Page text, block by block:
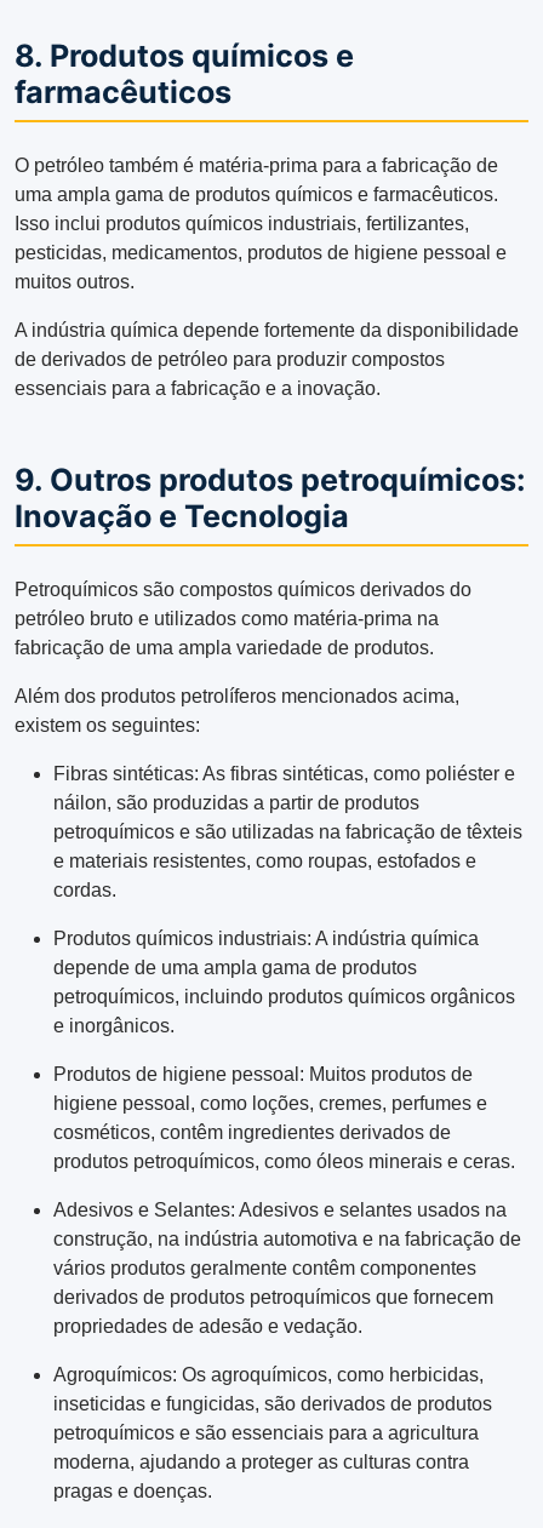
8. Produtos químicos e
farmacêuticos
O petróleo também é matéria-prima para a fabricação de
uma ampla gama de produtos químicos e farmacêuticos.
Isso inclui produtos químicos industriais, fertilizantes,
pesticidas, medicamentos, produtos de higiene pessoal e
muitos outros.
A indústria química depende fortemente da disponibilidade
de derivados de petróleo para produzir compostos
essenciais para a fabricação e a inovação.
9. Outros produtos petroquímicos:
Inovação e Tecnologia
Petroquímicos são compostos químicos derivados do
petróleo bruto e utilizados como matéria-prima na
fabricação de uma ampla variedade de produtos.
Além dos produtos petrolíferos mencionados acima,
existem os seguintes:
Fibras sintéticas: As fibras sintéticas, como poliéster e
náilon, são produzidas a partir de produtos
petroquímicos e são utilizadas na fabricação de têxteis
e materiais resistentes, como roupas, estofados e
cordas.
Produtos químicos industriais: A indústria química
depende de uma ampla gama de produtos
petroquímicos, incluindo produtos químicos orgânicos
e inorgânicos.
Produtos de higiene pessoal: Muitos produtos de
higiene pessoal, como loções, cremes, perfumes e
cosméticos, contêm ingredientes derivados de
produtos petroquímicos, como óleos minerais e ceras.
Adesivos e Selantes: Adesivos e selantes usados ​​na
construção, na indústria automotiva e na fabricação de
vários produtos geralmente contêm componentes
derivados de produtos petroquímicos que fornecem
propriedades de adesão e vedação.
Agroquímicos: Os agroquímicos, como herbicidas,
inseticidas e fungicidas, são derivados de produtos
petroquímicos e são essenciais para a agricultura
moderna, ajudando a proteger as culturas contra
pragas e doenças.